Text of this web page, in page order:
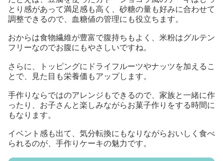
とり感があって満足感も高く、砂糖の量も好みに合わせて
調整できるので、血糖値の管理にも役立ちます。
おからは食物繊維が豊富で腹持ちもよく、米粉はグルテン
フリーなのでお腹にもやさしいですね。
さらに、トッピングにドライフルーツやナッツを加えるこ
とで、見た目も栄養価もアップします。
手作りならではのアレンジもできるので、家族と一緒に作
ったり、お子さんと楽しみながらお菓子作りをする時間に
もなります。
イベント感も出て、気分転換にもなりながらおいしく食べ
られるのが、手作りケーキの魅力です。